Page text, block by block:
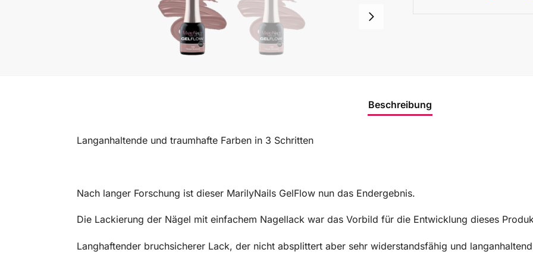
Beschreibung
Langanhaltende und traumhafte Farben in 3 Schritten
Nach langer Forschung ist dieser MarilyNails GelFlow nun das Endergebnis.
Die Lackierung der Nägel mit einfachem Nagellack war das Vorbild für die Entwicklung dieses
Langhaftender bruchsicherer Lack, der nicht absplittert aber sehr widerstandsfähig und